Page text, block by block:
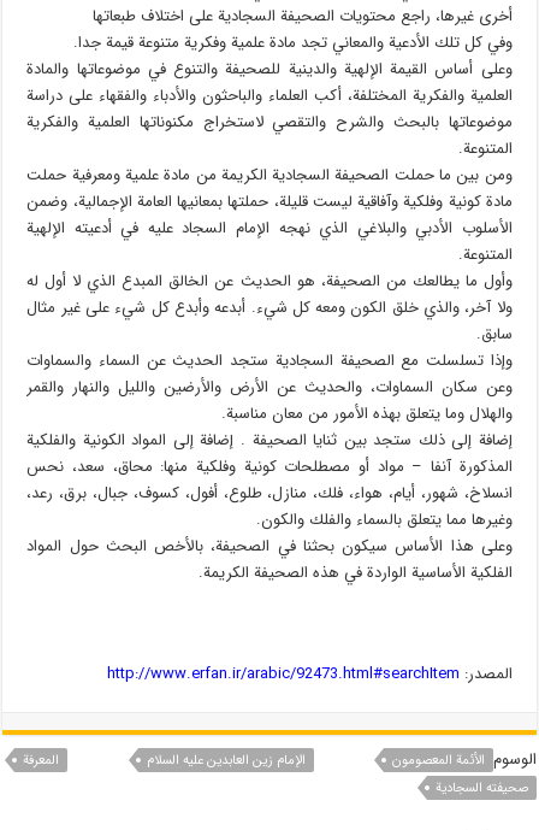
أخرى غيرها، راجع محتويات الصحيفة السجادية على اختلاف طبعاتها
وفي كل تلك الأدعية والمعاني تجد مادة علمية وفكرية متنوعة قيمة جدا.
وعلى أساس القيمة الإلهية والدينية للصحيفة والتنوع في موضوعاتها والمادة
العلمية والفكرية المختلفة، أكب العلماء والباحثون والأدباء والفقهاء على دراسة
موضوعاتها بالبحث والشرح والتقصي لاستخراج مكنوناتها العلمية والفكرية
المتنوعة.
ومن بين ما حملت الصحيفة السجادية الكريمة من مادة علمية ومعرفية حملت
مادة كونية وفلكية وآفاقية ليست قليلة، حملتها بمعانيها العامة الإجمالية، وضمن
الأسلوب الأدبي والبلاغي الذي نهجه الإمام السجاد عليه في أدعيته الإلهية
المتنوعة.
وأول ما يطالعك من الصحيفة، هو الحديث عن الخالق المبدع الذي لا أول له
ولا آخر، والذي خلق الكون ومعه كل شيء. أبدعه وأبدع كل شيء على غير مثال
سابق.
وإذا تسلسلت مع الصحيفة السجادية ستجد الحديث عن السماء والسماوات
وعن سكان السماوات، والحديث عن الأرض والأرضين والليل والنهار والقمر
والهلال وما يتعلق بهذه الأمور من معان مناسبة.
إضافة إلى ذلك ستجد بين ثنايا الصحيفة . إضافة إلى المواد الكونية والفلكية
المذكورة آنفا – مواد أو مصطلحات كونية وفلكية منها: محاق، سعد، نحس
انسلاخ، شهور، أيام، هواء، فلك، منازل، طلوع، أفول، کسوف، جبال، برق، رعد،
وغيرها مما يتعلق بالسماء والفلك والكون.
وعلى هذا الأساس سیکون بحثنا في الصحيفة، بالأخص البحث حول المواد
الفلكية الأساسية الواردة في هذه الصحيفة الكريمة.
المصدر: http://www.erfan.ir/arabic/92473.html#searchItem
الوسوم الأئمة المعصومون الإمام زين العابدين علیه السلام
المعرفة
صحيفته السجادية